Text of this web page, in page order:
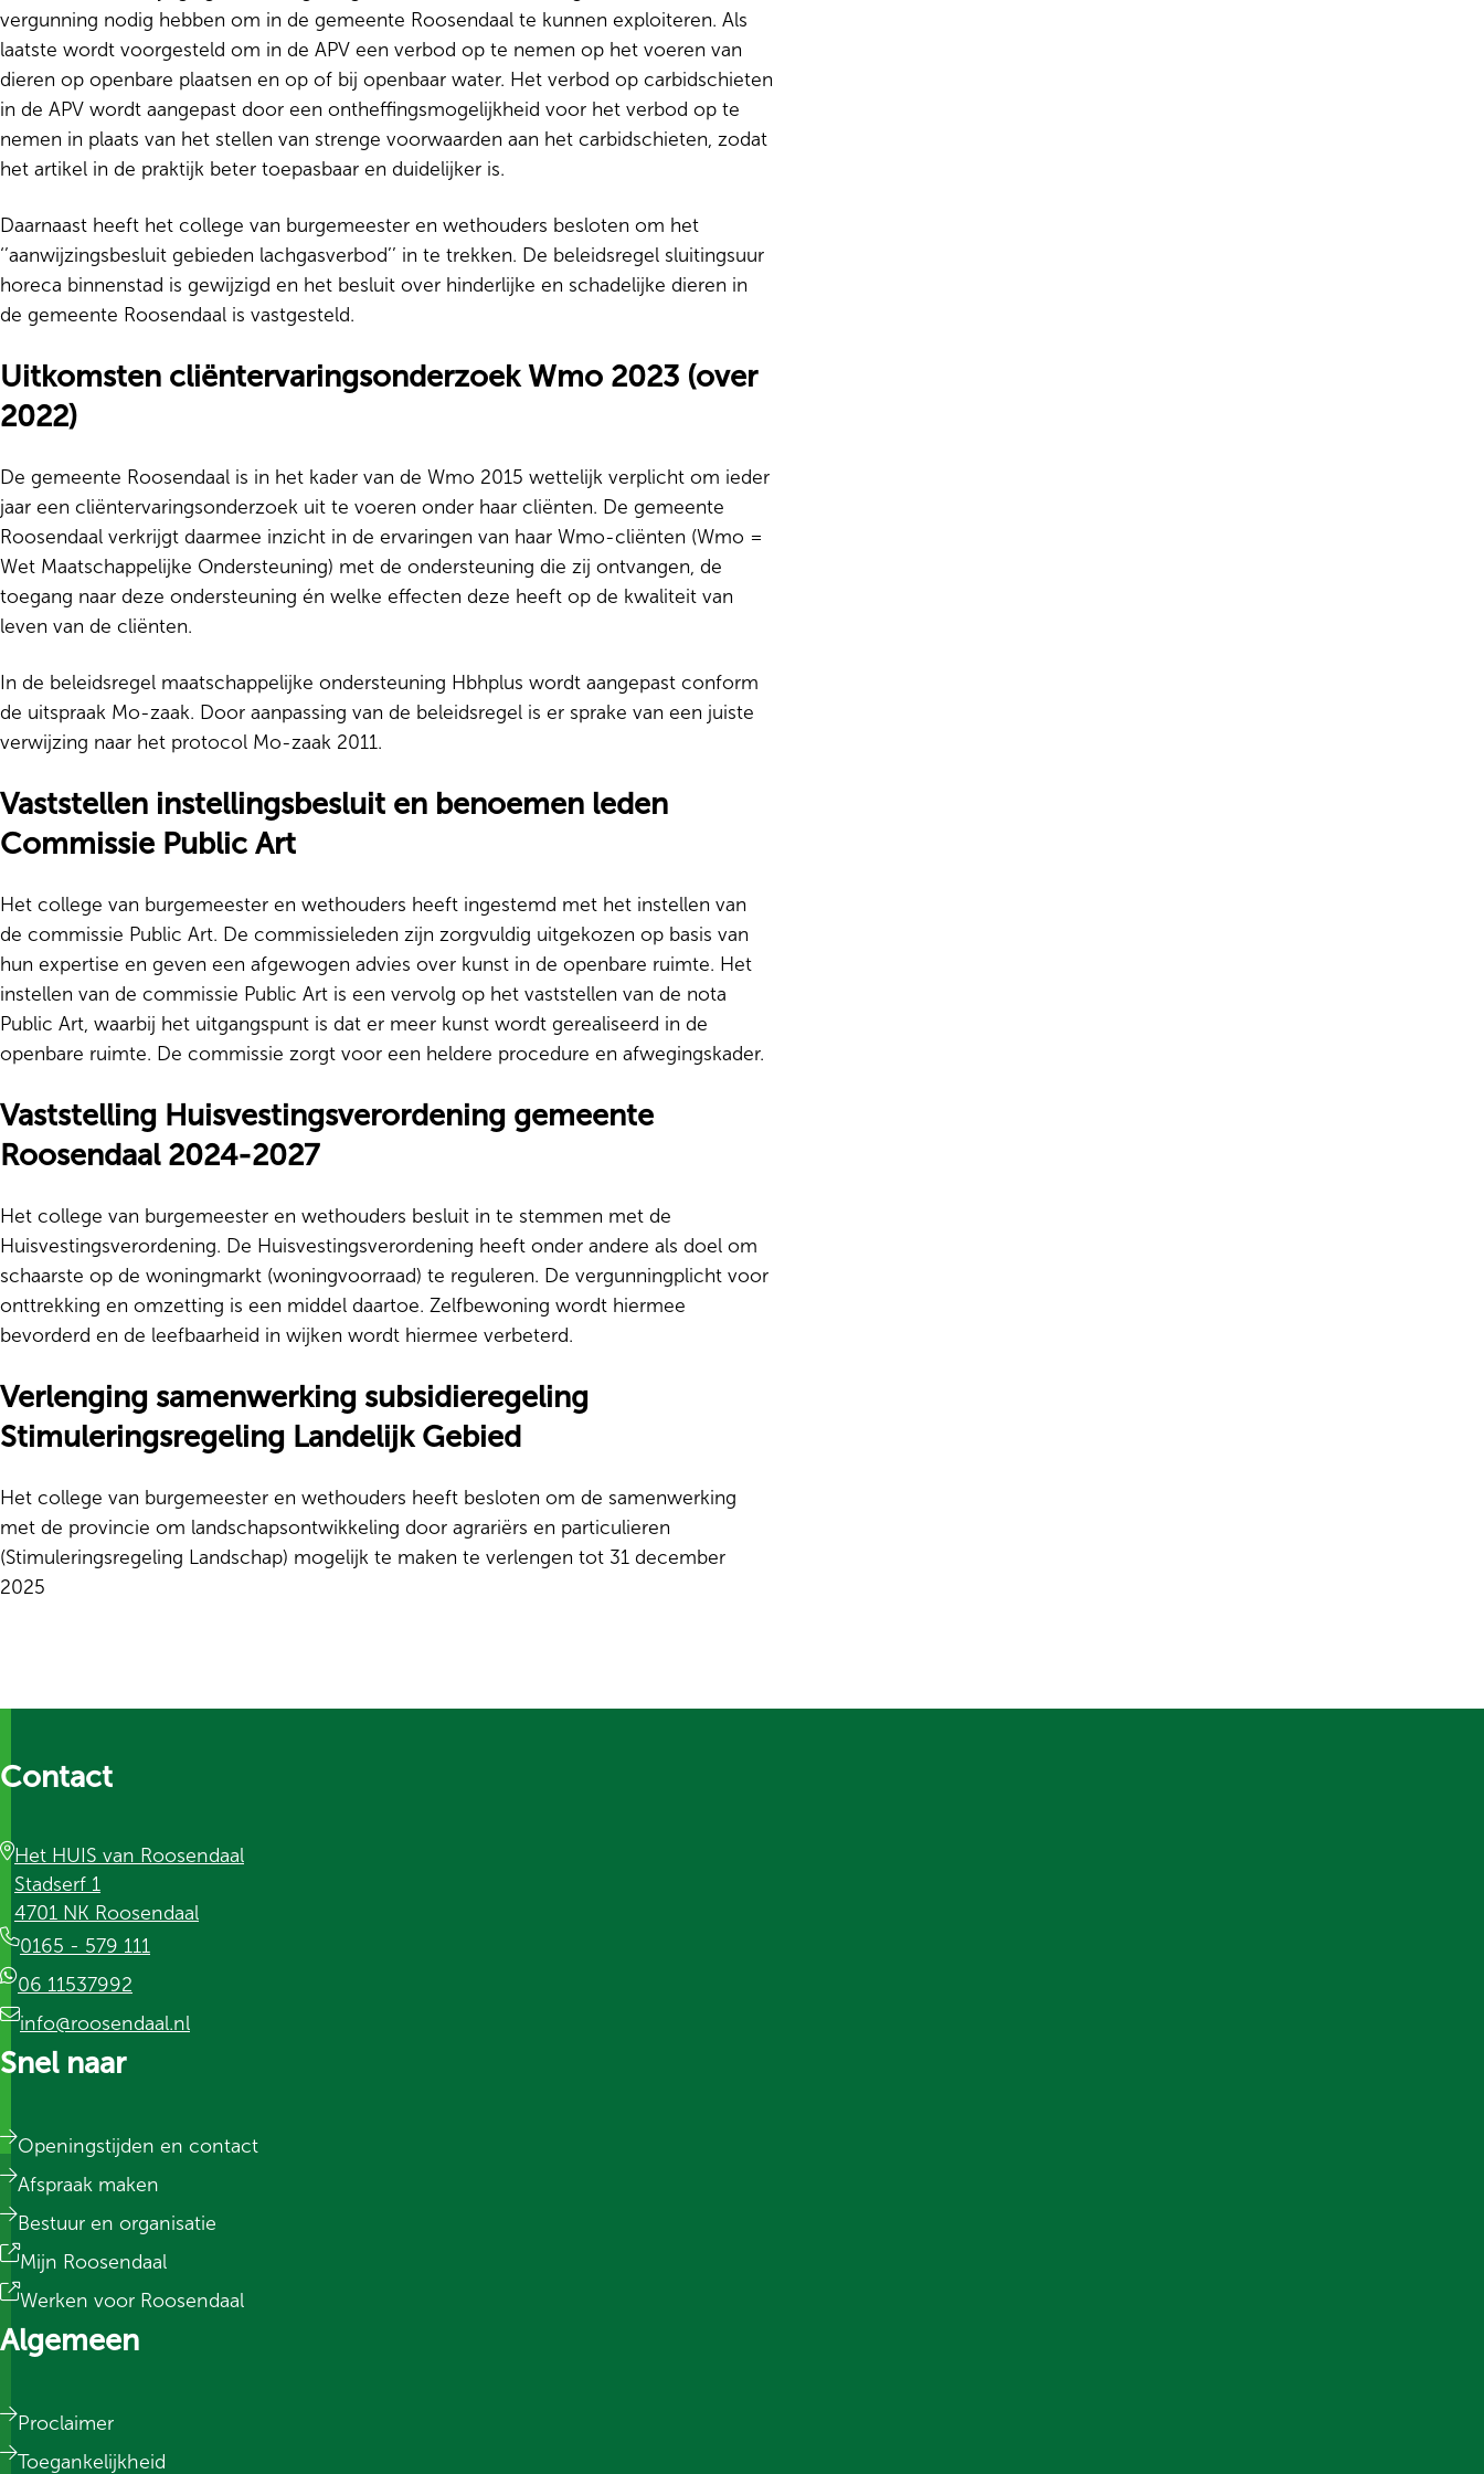
vergunning nodig hebben om in de gemeente Roosendaal te kunnen exploiteren. Als
laatste wordt voorgesteld om in de APV een verbod op te nemen op het voeren van
dieren op openbare plaatsen en op of bij openbaar water. Het verbod op carbidschieten
in de APV wordt aangepast door een ontheffingsmogelijkheid voor het verbod op te
nemen in plaats van het stellen van strenge voorwaarden aan het carbidschieten, zodat
het artikel in de praktijk beter toepasbaar en duidelijker is.
Daarnaast heeft het college van burgemeester en wethouders besloten om het
‘’aanwijzingsbesluit gebieden lachgasverbod’’ in te trekken. De beleidsregel sluitingsuur
horeca binnenstad is gewijzigd en het besluit over hinderlijke en schadelijke dieren in
de gemeente Roosendaal is vastgesteld.
Uitkomsten cliëntervaringsonderzoek Wmo 2023 (over
2022)
De gemeente Roosendaal is in het kader van de Wmo 2015 wettelijk verplicht om ieder
jaar een cliëntervaringsonderzoek uit te voeren onder haar cliënten. De gemeente
Roosendaal verkrijgt daarmee inzicht in de ervaringen van haar Wmo-cliënten (Wmo =
Wet Maatschappelijke Ondersteuning) met de ondersteuning die zij ontvangen, de
toegang naar deze ondersteuning én welke effecten deze heeft op de kwaliteit van
leven van de cliënten.
In de beleidsregel maatschappelijke ondersteuning Hbhplus wordt aangepast conform
de uitspraak Mo-zaak. Door aanpassing van de beleidsregel is er sprake van een juiste
verwijzing naar het protocol Mo-zaak 2011.
Vaststellen instellingsbesluit en benoemen leden
Commissie Public Art
Het college van burgemeester en wethouders heeft ingestemd met het instellen van
de commissie Public Art. De commissieleden zijn zorgvuldig uitgekozen op basis van
hun expertise en geven een afgewogen advies over kunst in de openbare ruimte. Het
instellen van de commissie Public Art is een vervolg op het vaststellen van de nota
Public Art, waarbij het uitgangspunt is dat er meer kunst wordt gerealiseerd in de
openbare ruimte. De commissie zorgt voor een heldere procedure en afwegingskader.
Vaststelling Huisvestingsverordening gemeente
Roosendaal 2024-2027
Het college van burgemeester en wethouders besluit in te stemmen met de
Huisvestingsverordening. De Huisvestingsverordening heeft onder andere als doel om
schaarste op de woningmarkt (woningvoorraad) te reguleren. De vergunningplicht voor
onttrekking en omzetting is een middel daartoe. Zelfbewoning wordt hiermee
bevorderd en de leefbaarheid in wijken wordt hiermee verbeterd.
Verlenging samenwerking subsidieregeling
Stimuleringsregeling Landelijk Gebied
Het college van burgemeester en wethouders heeft besloten om de samenwerking
met de provincie om landschapsontwikkeling door agrariërs en particulieren
(Stimuleringsregeling Landschap) mogelijk te maken te verlengen tot 31 december
2025
Contact
Het HUIS van Roosendaal
Stadserf 1
4701 NK Roosendaal
0165 - 579 111
06 11537992
info@roosendaal.nl
Snel naar
Openingstijden en contact
Afspraak maken
Bestuur en organisatie
Mijn Roosendaal
Werken voor Roosendaal
Algemeen
Proclaimer
Toegankelijkheid